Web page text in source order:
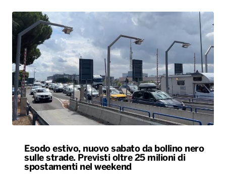
Esodo estivo, nuovo sabato da bollino nero
sulle strade. Previsti oltre 25 milioni di
spostamenti nel weekend